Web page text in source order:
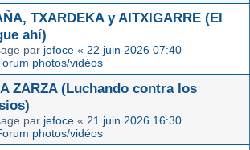
TXARDEKA y AITXIGARRE (El
ahí)
par jefoce « 22 juin 2026 07:40
photos/vidéos
ZARZA (Luchando contra los
par jefoce « 21 juin 2026 16:30
photos/vidéos